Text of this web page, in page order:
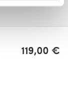
119,00 €